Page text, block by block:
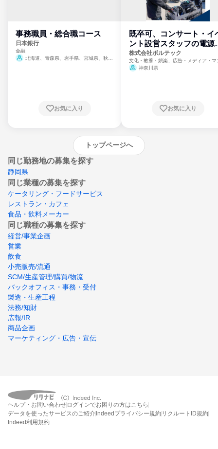
事務職員・総合職コース
日本銀行
金融
北海道、青森県、岩手県、宮城県、秋田
崎県、熊本県、大分県、宮崎県、鹿児島県、
お気に入り
既卒可、コンサート・イ
ント設営スタッフの電源
門
株式会社ボルテック
文化・教養・娯楽、広告・メディア・マ
ミ、電力・ガス・水道・エネルギー
神奈川県
お気に入り
トップページへ
同じ勤務地の募集を探す
静岡県
同じ業種の募集を探す
ケータリング・フードサービス
レストラン・カフェ
食品・飲料メーカー
同じ職種の募集を探す
経営/事業企画
営業
飲食
小売販売/流通
SCM/生産管理/購買/物流
バックオフィス・事務・受付
製造・生産工程
法務/知財
広報/IR
商品企画
マーケティング・広告・宣伝
ヘルプ・お問い合わせ ログインでお困りの方はこちら
データを使ったサービスのご紹介Indeedプライバシー規約 リクルートID規約
Indeed利用規約